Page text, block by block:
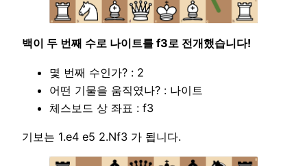
백이 두 번째 수로 나이트를 f3로 전개했습니다!
몇 번째 수인가? : 2
어떤 기물을 움직였나? : 나이트
체스보드 상 좌표 : f3
기보는 1.e4 e5 2.Nf3 가 됩니다.